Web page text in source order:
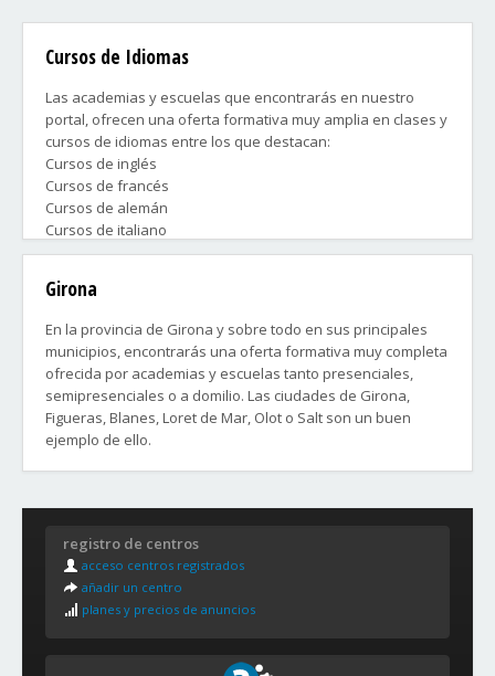
Cursos de Idiomas
Las academias y escuelas que encontrarás en nuestro
portal, ofrecen una oferta formativa muy amplia en clases y
cursos de idiomas entre los que destacan:
Cursos de inglés
Cursos de francés
Cursos de alemán
Cursos de italiano
Cursos de portugués
Cursos de japonés
Cursos de español para extranjeros
Preparación de Exámenes Oficiales Cambridge, TOEFL,
GMAT, GRE, SAT
Cursos de Idiomas en el extranjero
Tanto para niveles básico, medio o avanzado y para niños o
para adultos.
Girona
En la provincia de Girona y sobre todo en sus principales
municipios, encontrarás una oferta formativa muy completa
ofrecida por academias y escuelas tanto presenciales,
semipresenciales o a domilio. Las ciudades de Girona,
Figueras, Blanes, Loret de Mar, Olot o Salt son un buen
ejemplo de ello.
Salt, Sarriá de Ter, Quart, Fornells de la Selva, Vilablareix,
registro de centros
acceso centros registrados
añadir un centro
planes y precios de anuncios